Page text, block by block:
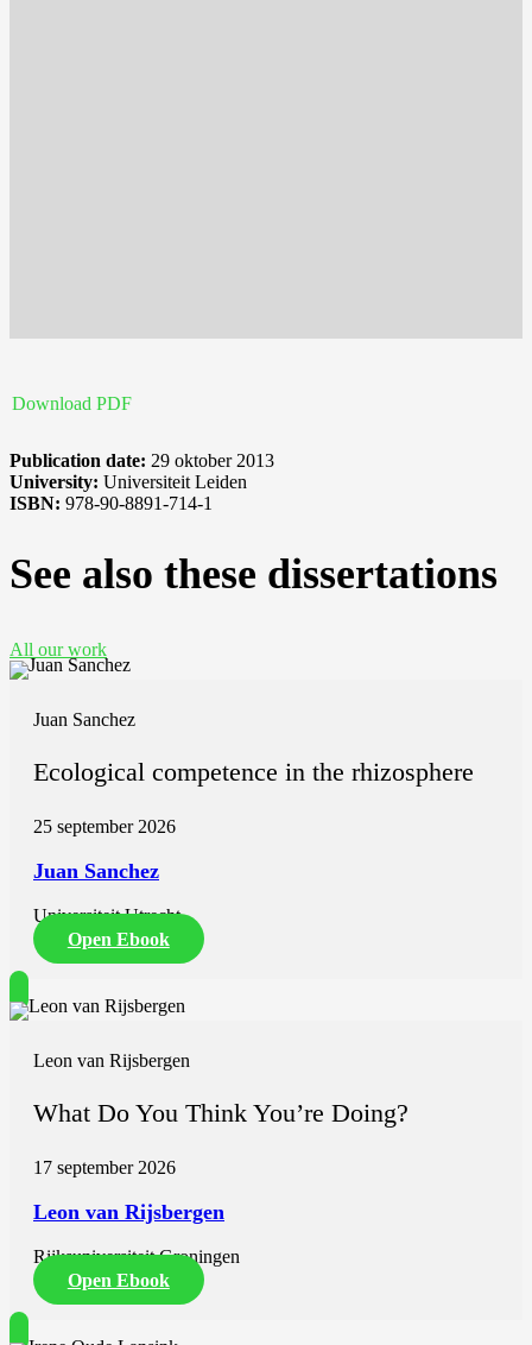
Download PDF
Publication date: 29 oktober 2013
University: Universiteit Leiden
ISBN: 978-90-8891-714-1
See also these dissertations
All our work
Juan Sanchez
Ecological competence in the rhizosphere
25 september 2026
Juan Sanchez
Universiteit Utrecht
Open Ebook
Leon van Rijsbergen
What Do You Think You’re Doing?
17 september 2026
Leon van Rijsbergen
Rijksuniversiteit Groningen
Open Ebook